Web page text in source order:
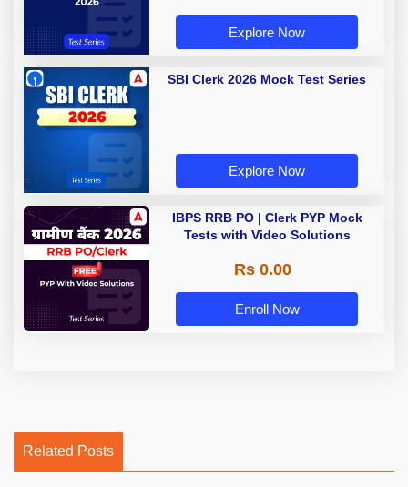
Explore Now
SBI Clerk 2026 Mock Test Series
Explore Now
IBPS RRB PO | Clerk PYP Mock
Tests with Video Solutions
Rs 0.00
Enroll Now
Related Posts